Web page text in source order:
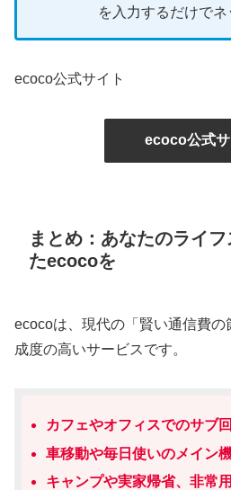
を入力するだけでネ
ecoco公式サイト
ecoco公式サ
まとめ：あなたのライ
たecocoを
ecocoは、現代の「賢い通信費
成度の高いサービスです。
カフェやオフィスでのサブ
車移動や毎日使いのメイン
キャンプや実家帰省、非常用